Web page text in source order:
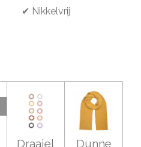
✔ Nikkelvrij
Draaiel
Dunne